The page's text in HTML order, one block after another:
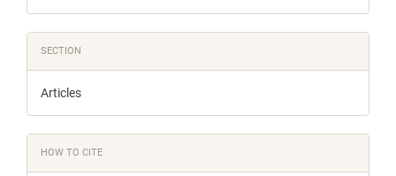
SECTION
Articles
HOW TO CITE